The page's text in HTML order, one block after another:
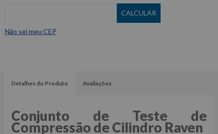
Não sei meu CEP
Detalhes do Produto Avaliações
Conjunto de Teste de
Compressão de Cilindro Raven